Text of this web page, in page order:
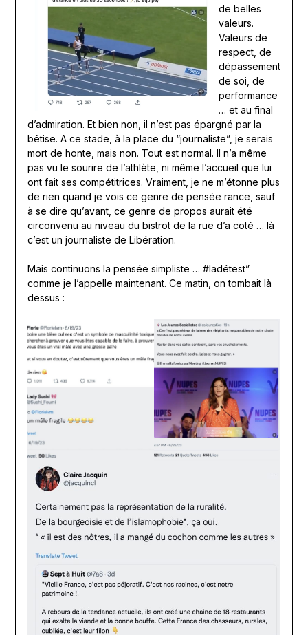
de belles
valeurs.
Valeurs de
respect, de
dépassement
de soi, de
performance
… et au final
d’admiration. Et bien non, il n’est pas épargné par la
bêtise. A ce stade, à la place du “journaliste”, je serais
mort de honte, mais non. Tout est normal. Il n’a même
pas vu le sourire de l’athlète, ni même l’accueil que lui
ont fait ses compétitrices. Vraiment, je ne m’étonne plus
de rien quand je vois ce genre de pensée rance, sauf
à se dire qu’avant, ce genre de propos aurait été
circonvenu au niveau du bistrot de la rue d’a coté … là
c’est un journaliste de Libération.
Mais continuons la pensée simpliste … #ladétest”
comme je l’appelle maintenant. Ce matin, on tombait là
dessus :